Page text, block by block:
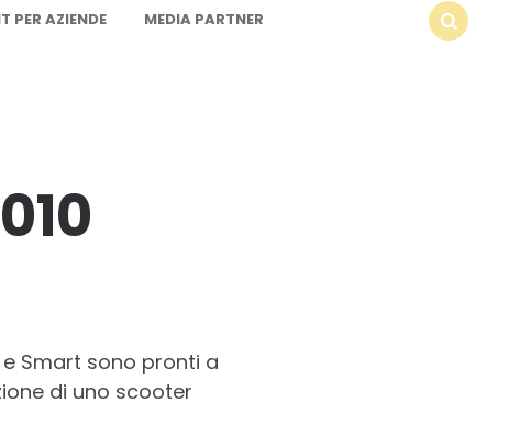
PER AZIENDE
MEDIA PARTNER
Smart sono pronti a
di uno scooter